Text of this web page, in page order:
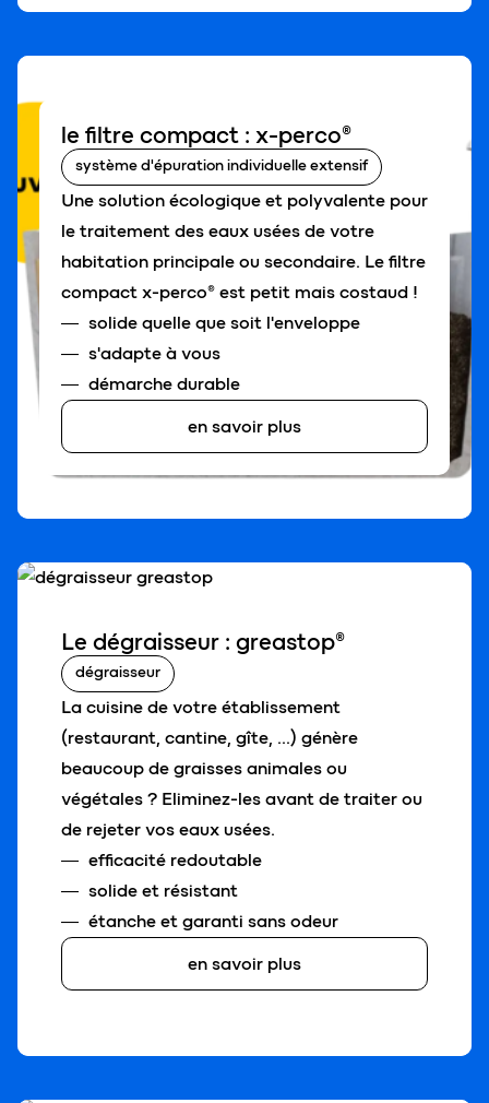
le filtre compact : x-perco®
système d'épuration individuelle extensif
Une solution écologique et polyvalente pour
le traitement des eaux usées de votre
habitation principale ou secondaire. Le filtre
compact x-perco® est petit mais costaud !
solide quelle que soit l'enveloppe
s'adapte à vous
démarche durable
en savoir plus
Le dégraisseur : greastop®
dégraisseur
La cuisine de votre établissement
(restaurant, cantine, gîte, …) génère
beaucoup de graisses animales ou
végétales ? Eliminez-les avant de traiter ou
de rejeter vos eaux usées.
efficacité redoutable
solide et résistant
étanche et garanti sans odeur
en savoir plus